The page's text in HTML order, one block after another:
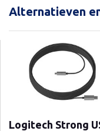
Alternatieven
Logitech Strong